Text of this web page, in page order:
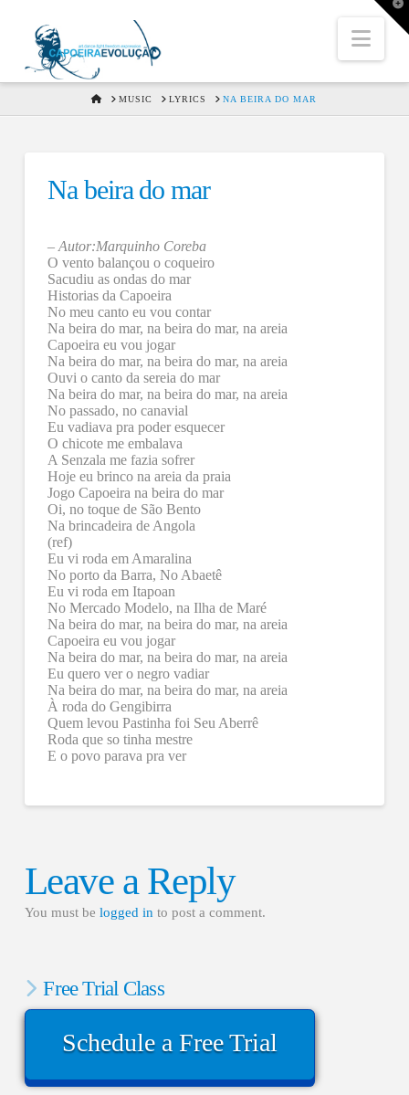
HOMEMUSIC LYRICS NA BEIRA DO MAR
Na beira do mar
–Autor:Marquinho Coreba
O vento balançou o coqueiro
Sacudiu as ondas do mar
Historias da Capoeira
No meu canto eu vou contar
Na beira do mar, na beira do mar, na areia
Capoeira eu vou jogar
Na beira do mar, na beira do mar, na areia
Ouvi o canto da sereia do mar
Na beira do mar, na beira do mar, na areia
No passado, no canavial
Eu vadiava pra poder esquecer
O chicote me embalava
A Senzala me fazia sofrer
Hoje eu brinco na areia da praia
Jogo Capoeira na beira do mar
Oi, no toque de São Bento
Na brincadeira de Angola
(ref)
Eu vi roda em Amaralina
No porto da Barra, No Abaetê
Eu vi roda em Itapoan
No Mercado Modelo, na Ilha de Maré
Na beira do mar, na beira do mar, na areia
Capoeira eu vou jogar
Na beira do mar, na beira do mar, na areia
Eu quero ver o negro vadiar
Na beira do mar, na beira do mar, na areia
À roda do Gengibirra
Quem levou Pastinha foi Seu Aberrê
Roda que so tinha mestre
E o povo parava pra ver
Leave a Reply
You must be logged in to post a comment.
Free Trial Class
Schedule a Free Trial